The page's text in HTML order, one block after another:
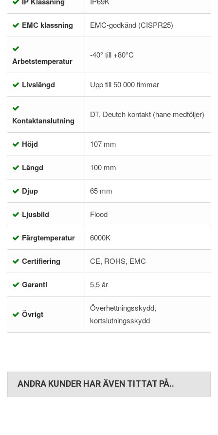
EMC klassning EMC-godkänd (CISPR25)
Arbetstemperatur
-40° till +80°C
Livslängd Upp till 50 000 timmar
Kontaktanslutning
DT, Deutch kontakt (hane medföljer)
Höjd 107 mm
Längd 100 mm
Djup 65 mm
Ljusbild Flood
Färgtemperatur 6000K
Certifiering CE, ROHS, EMC
Garanti 5,5 år
Övrigt
Överhettningsskydd,
kortslutningsskydd
ANDRA KUNDER HAR ÄVEN TITTAT PÅ..